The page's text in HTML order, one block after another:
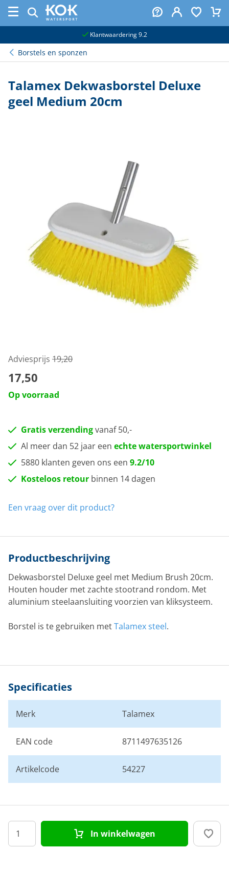
Klantwaardering 9.2
Borstels en sponzen
Talamex Dekwasborstel Deluxe
geel Medium 20cm
Adviesprijs 19,20
17,50
Op voorraad
Gratis verzendingvanaf 50,-
Al meer dan 52 jaar een echte watersportwinkel
5880 klanten geven ons een 9.2/10
Kosteloos retour binnen 14 dagen
Een vraag over dit product?
Productbeschrijving
Dekwasborstel Deluxe geel met Medium Brush 20cm.
Houten houder met zachte stootrand rondom. Met
aluminium steelaansluiting voorzien van kliksysteem.
Borstel is te gebruiken metTalamex steel.
Specificaties
Merk Talamex
EAN code 8711497635126
Artikelcode 54227
In winkelwagen